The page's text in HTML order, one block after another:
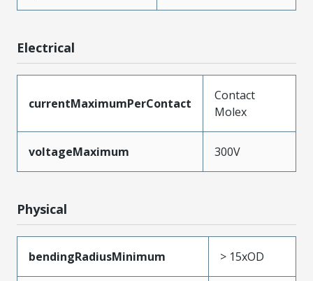
Electrical
currentMaximumPerContact
Contact
Molex
voltageMaximum 300V
Physical
bendingRadiusMinimum > 15xOD